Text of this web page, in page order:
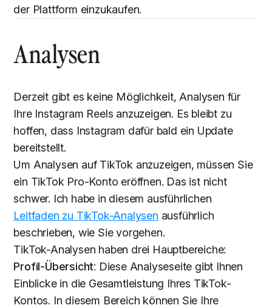
der Plattform einzukaufen.
Analysen
Derzeit gibt es keine Möglichkeit, Analysen für
Ihre Instagram Reels anzuzeigen. Es bleibt zu
hoffen, dass Instagram dafür bald ein Update
bereitstellt.
Um Analysen auf TikTok anzuzeigen, müssen Sie
ein TikTok Pro-Konto eröffnen. Das ist nicht
schwer. Ich habe in diesem ausführlichen
Leitfaden zu TikTok-Analysen ausführlich
beschrieben, wie Sie vorgehen.
TikTok-Analysen haben drei Hauptbereiche:
Profil-Übersicht: Diese Analyseseite gibt Ihnen
Einblicke in die Gesamtleistung Ihres TikTok-
Kontos. In diesem Bereich können Sie Ihre